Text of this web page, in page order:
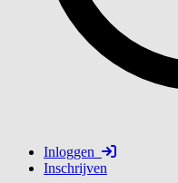
Inloggen
Inschrijven